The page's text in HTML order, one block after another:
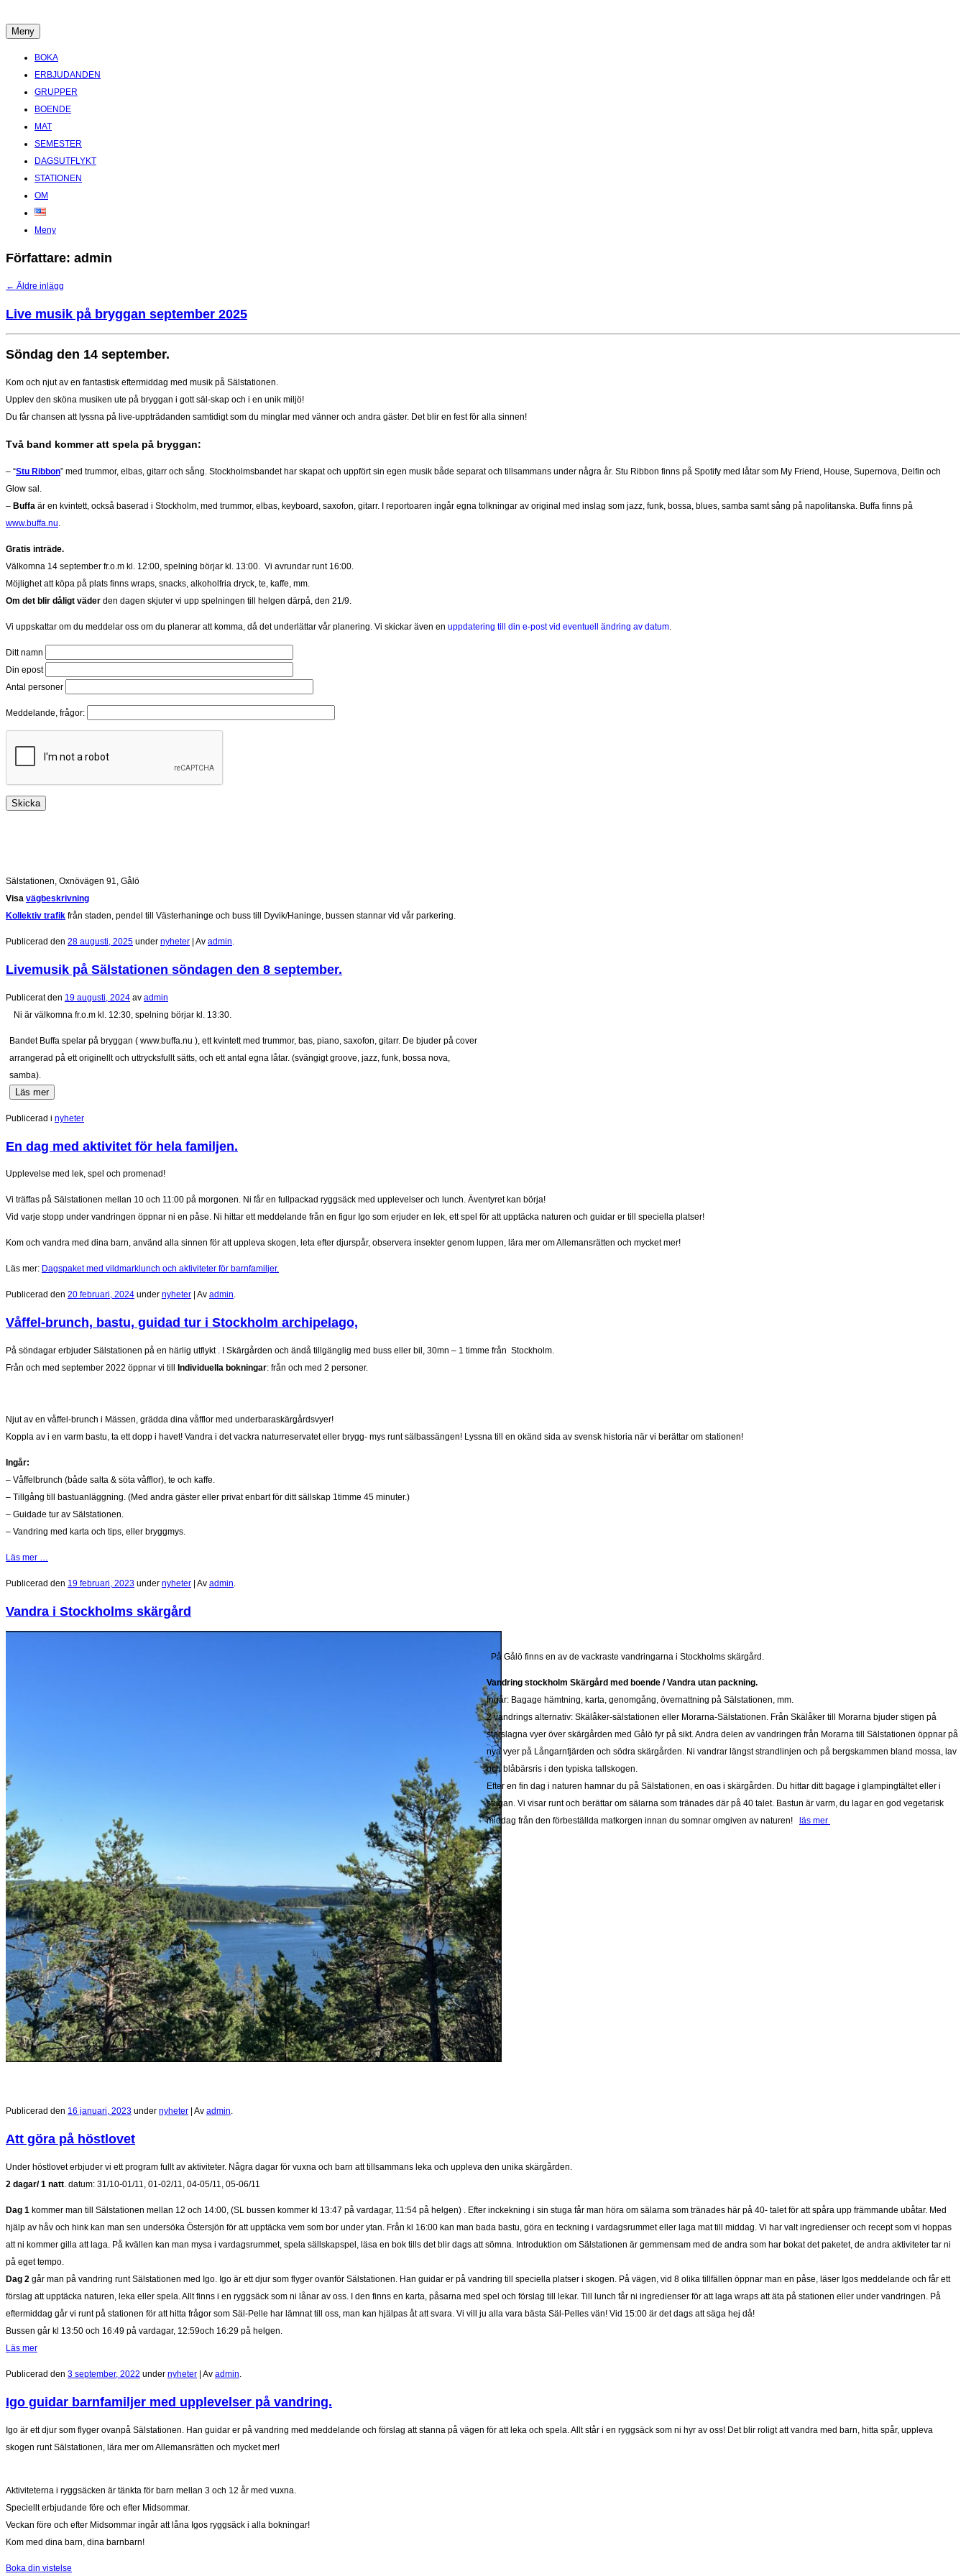
till
Boende Aktiviteter Möten Hemlig historia i Stockholms Skärgård
Meny
BOKA
ERBJUDANDEN
GRUPPER
BOENDE
MAT
SEMESTER
DAGSUTFLYKT
STATIONEN
OM
Meny
Författare: admin
Inläggsnavigering
← Äldre inlägg
Live musik på bryggan september 2025
Söndag den 14 september.
Kom och njut av en fantastisk eftermiddag med musik på Sälstationen.
Upplev den sköna musiken ute på bryggan i gott säl-skap och i en unik miljö!
Du får chansen att lyssna på live-uppträdanden samtidigt som du minglar med vänner och andra gäster. Det blir en fest för alla sinnen!
Två band kommer att spela på bryggan:
– “Stu Ribbon” med trummor, elbas, gitarr och sång. Stockholmsbandet har skapat och uppfört sin egen musik både separat och tillsammans under några år. Stu Ribbon finns på Spotify med låtar som My Friend, House, Supernova, Delfin och
Glow sal.
– Buffa är en kvintett, också baserad i Stockholm, med trummor, elbas, keyboard, saxofon, gitarr. I reportoaren ingår egna tolkningar av original med inslag som jazz, funk, bossa, blues, samba samt sång på napolitanska. Buffa finns på
www.buffa.nu
Gratis inträde.
Välkomna 14 september fr.o.m kl. 12:00, spelning börjar kl. 13:00. Vi avrundar runt 16:00.
Möjlighet att köpa på plats finns wraps, snacks, alkoholfria dryck, te, kaffe, mm.
Om det blir dåligt väder den dagen skjuter vi upp spelningen till helgen därpå, den 21/9.
Vi uppskattar om du meddelar oss om du planerar att komma, då det underlättar vår planering. Vi skickar även en uppdatering till din e-post vid eventuell ändring av datum
Ditt namn
Din epost
Antal personer
Meddelande, frågor:
Sälstationen, Oxnövägen 91, Gålö
Visa vägbeskrivning
Kollektiv trafik från staden, pendel till Västerhaninge och buss till Dyvik/Haninge, bussen stannar vid vår parkering.
Publicerad den 28 augusti, 2025 under nyheter | Av admin
Livemusik på Sälstationen söndagen den 8 september.
Publicerat den 19 augusti, 2024 av admin
Ni är välkomna fr.o.m kl. 12:30, spelning börjar kl. 13:30.
Bandet Buffa spelar på bryggan ( www.buffa.nu ), ett kvintett med trummor, bas, piano, saxofon, gitarr. De bjuder på cover
arrangerad på ett originellt och uttrycksfullt sätts, och ett antal egna låtar. (svängigt groove, jazz, funk, bossa nova,
samba).
Läs mer
Publicerad i nyheter
En dag med aktivitet för hela familjen.
Upplevelse med lek, spel och promenad!
Vi träffas på Sälstationen mellan 10 och 11:00 på morgonen. Ni får en fullpackad ryggsäck med upplevelser och lunch. Äventyret kan börja!
Vid varje stopp under vandringen öppnar ni en påse. Ni hittar ett meddelande från en figur Igo som erjuder en lek, ett spel för att upptäcka naturen och guidar er till speciella platser!
Kom och vandra med dina barn, använd alla sinnen för att uppleva skogen, leta efter djurspår, observera insekter genom luppen, lära mer om Allemansrätten och mycket mer!
Läs mer: Dagspaket med vildmarklunch och aktiviteter för barnfamiljer.
Publicerad den 20 februari, 2024 under nyheter Av admin.
Våffel-brunch, bastu, guidad tur i Stockholm archipelago,
På söndagar erbjuder Sälstationen på en härlig utflykt . I Skärgården och ändå tillgänglig med buss eller bil, 30mn – 1 timme från Stockholm.
Från och med september 2022 öppnar vi till
Individuella bokningar: från och med 2 personer.
Njut av en våffel-brunch i Mässen, grädda dina våfflor med underbaraskärgårdsvyer!
Koppla av i en varm bastu, ta ett dopp i havet! Vandra i det vackra naturreservatet eller brygg- mys runt sälbassängen! Lyssna till en okänd sida av svensk historia när vi berättar om stationen!
Ingår:
– Våffelbrunch (både salta & söta våfflor), te och kaffe.
– Tillgång till bastuanläggning. (Med andra gäster eller privat enbart för ditt sällskap 1timme 45 minuter.)
– Guidade tur av Sälstationen.
– Vandring med karta och tips, eller bryggmys.
Läs mer …
Publicerad den 19 februari, 2023 under nyheter Av admin.
Vandra i Stockholms skärgård
På Gålö finns en av de vackraste vandringarna i Stockholms skärgård.
Vandring stockholm Skärgård med boende / Vandra utan packning.
Ingår: Bagage hämtning, karta, genomgång, övernattning på Sälstationen, mm.
2 vandrings alternativ: Skälåker-sälstationen eller Morarna-Sälstationen. Från Skälåker till Morarna bjuder stigen på
storslagna vyer över skärgården med Gålö fyr på sikt. Andra delen av vandringen från Morarna till Sälstationen öppnar på
nya vyer på Långarnfjärden och södra skärgården. Ni vandrar längst strandlinjen och på bergskammen bland mossa, lav
och blåbärsris i den typiska tallskogen.
Efter en fin dag i naturen hamnar du på Sälstationen, en oas i skärgården. Du hittar ditt bagage i glampingtältet eller i
stugan. Vi visar runt och berättar om sälarna som tränades där på 40 talet. Bastun är varm, du lagar en god vegetarisk
middag från den förbeställda matkorgen innan du somnar omgiven av naturen!
läs mer
Publicerad den 16 januari, 2023 under nyheter Av admin.
Att göra på höstlovet
Under höstlovet erbjuder vi ett program fullt av aktiviteter. Några dagar för vuxna och barn att tillsammans leka och uppleva den unika skärgården.
2 dagar/ 1 natt. datum: 31/10-01/11, 01-02/11, 04-05/11, 05-06/11
Dag 1 kommer man till Sälstationen mellan 12 och 14:00, (SL bussen kommer kl 13:47 på vardagar, 11:54 på helgen) . Efter inckekning i sin stuga får man höra om sälarna som tränades här på 40- talet för att spåra upp främmande ubåtar. Med
hjälp av håv och hink kan man sen undersöka Östersjön för att upptäcka vem som bor under ytan. Från kl 16:00 kan man bada bastu, göra en teckning i vardagsrummet eller laga mat till middag. Vi har valt ingredienser och recept som vi hoppas
att ni kommer gilla att laga. På kvällen kan man mysa i vardagsrummet, spela sällskapspel, läsa en bok tills det blir dags att sömna. Introduktion om Sälstationen är gemmensam med de andra som har bokat det paketet, de andra aktiviteter tar ni
på eget tempo.
Dag 2 går man på vandring runt Sälstationen med Igo. Igo är ett djur som flyger ovanför Sälstationen. Han guidar er på vandring till speciella platser i skogen. På vägen, vid 8 olika tillfällen öppnar man en påse, läser Igos meddelande och får ett
förslag att upptäcka naturen, leka eller spela. Allt finns i en ryggsäck som ni lånar av oss. I den finns en karta, påsarna med spel och förslag till lekar. Till lunch får ni ingredienser för att laga wraps att äta på stationen eller under vandringen. På
eftermiddag går vi runt på stationen för att hitta frågor som Säl-Pelle har lämnat till oss, man kan hjälpas åt att svara. Vi vill ju alla vara bästa Säl-Pelles vän! Vid 15:00 är det dags att säga hej då!
Bussen går kl 13:50 och 16:49 på vardagar, 12:59och 16:29 på helgen.
Läs mer
Publicerad den 3 september, 2022 under nyheter Av admin.
Igo guidar barnfamiljer med upplevelser på vandring.
Igo är ett djur som flyger ovanpå Sälstationen. Han guidar er på vandring med meddelande och förslag att stanna på vägen för att leka och spela. Allt står i en ryggsäck som ni hyr av oss! Det blir roligt att vandra med barn, hitta spår, uppleva
skogen runt Sälstationen, lära mer om Allemansrätten och mycket mer!
Aktiviteterna i ryggsäcken är tänkta för barn mellan 3 och 12 år med vuxna.
Speciellt erbjudande före och efter Midsommar.
Veckan före och efter Midsommar ingår att låna Igos ryggsäck i alla bokningar!
Kom med dina barn, dina barnbarn!
Boka din vistelse